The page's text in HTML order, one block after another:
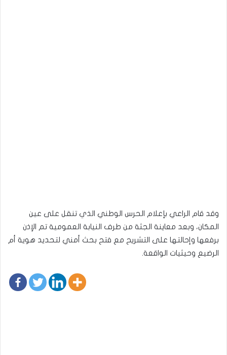
وقد قام الراعي بإعلام الحرس الوطني الذي تنقل على عين
المكان، وبعد معاينة الجثة من طرف النيابة العمومية تم الإذن
برفعها وإحالتها على التشريح مع فتح بحث أمني لتحديد هوية أم
الرضيع وحيثيات الواقعة.